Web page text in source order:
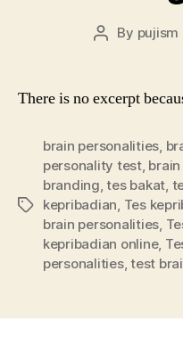
Post
By pujism
There is no excerpt
Tags
brain personalities
personality test,
branding ,tes bakat
kepribadian Tes
brain personalities
kepribadian online,
personalities,test